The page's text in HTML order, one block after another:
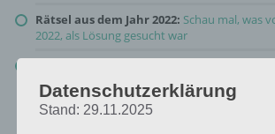
Rätsel aus dem Jahr 2022: Schau mal, was
2022, als Lösung gesucht war
Datenschutzerklärung
Stand: 29.11.2025